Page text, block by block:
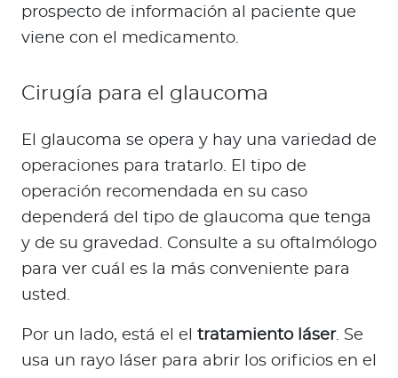
prospecto de información al paciente que
viene con el medicamento.
Cirugía para el glaucoma
El glaucoma se opera y hay una variedad de
operaciones para tratarlo. El tipo de
operación recomendada en su caso
dependerá del tipo de glaucoma que tenga
y de su gravedad. Consulte a su oftalmólogo
para ver cuál es la más conveniente para
usted.
Por un lado, está el el tratamiento láser. Se
usa un rayo láser para abrir los orificios en el